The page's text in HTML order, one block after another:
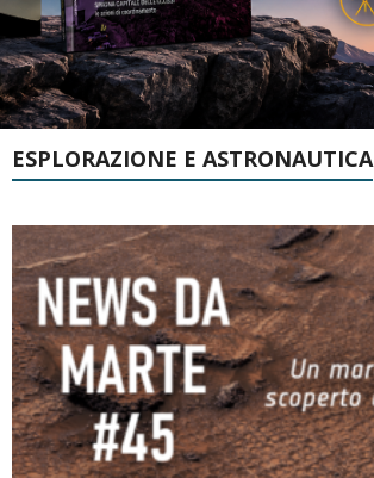
ESPLORAZIONE E ASTRONAUTICA